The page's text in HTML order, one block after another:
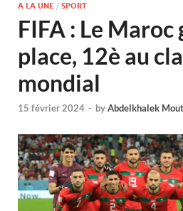
A LA UNE / SPORT
FIFA : Le Maroc
place, 12è au
mondial
15 février 2024 - byAbdelkhalek